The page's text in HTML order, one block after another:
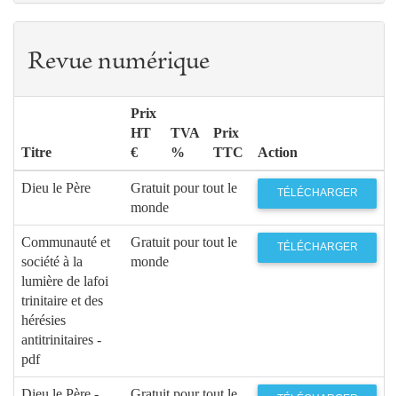
Revue numérique
Titre
Prix
HT
€
TVA
%
Prix
TTC
Action
Dieu le Père
Gratuit pour tout le
monde
TÉLÉCHARGER
Communauté et
société à la
lumière de lafoi
trinitaire et des
hérésies
antitrinitaires -
pdf
Gratuit pour tout le
monde
TÉLÉCHARGER